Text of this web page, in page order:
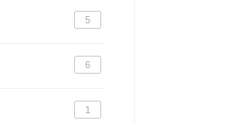
5
6
1